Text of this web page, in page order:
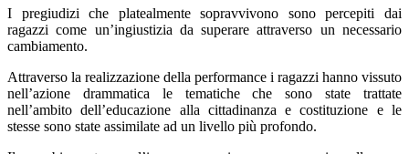
I pregiudizi che platealmente sopravvivono sono percepiti dai
ragazzi come un’ingiustizia da superare attraverso un necessario
cambiamento.
Attraverso la realizzazione della performance i ragazzi hanno vissuto
nell’azione drammatica le tematiche che sono state trattate
nell’ambito dell’educazione alla cittadinanza e costituzione e le
stesse sono state assimilate ad un livello più profondo.